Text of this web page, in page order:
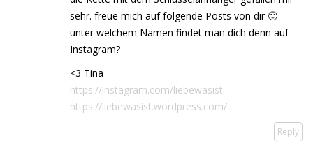
sehr. freue mich auf folgende Posts von dir 🙂
unter welchem Namen findet man dich denn auf
Instagram?
<3 Tina
https://instagram.com/liebewasist
https://liebewasist.wordpress.com/
Reply